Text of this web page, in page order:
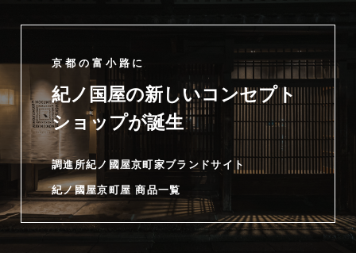
京都の富小路に
紀ノ国屋の新しいコンセプト
ショップが誕生
調進所紀ノ國屋京町家ブランドサイト
紀ノ國屋京町屋 商品一覧